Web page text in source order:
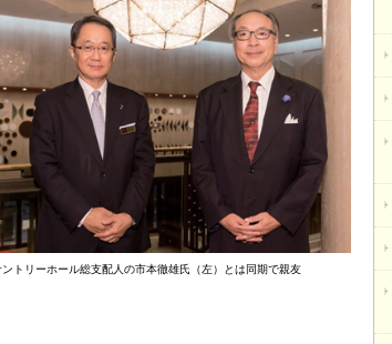
ントリーホール総支配人の市本徹雄氏（左）とは同期で親友